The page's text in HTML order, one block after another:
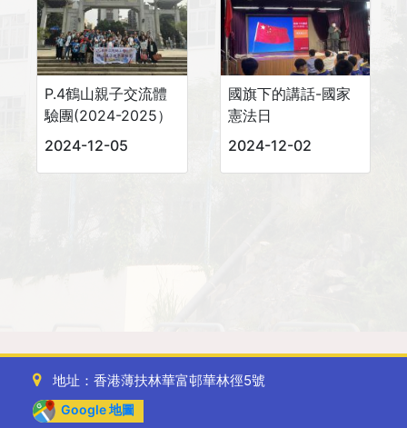
P.4鶴山親子交流體
驗團(2024-2025）
2024-12-05
國旗下的講話-國家
憲法日
2024-12-02
地址：香港薄扶林華富邨華林徑5號
Google 地圖